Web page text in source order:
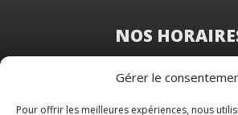
Gérer le
Pour offrir les meilleures expériences, nous
NOS
Du Lundi au
Samedi sur rendez-